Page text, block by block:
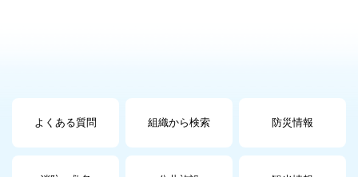
よくある質問 組織から検索 防災情報